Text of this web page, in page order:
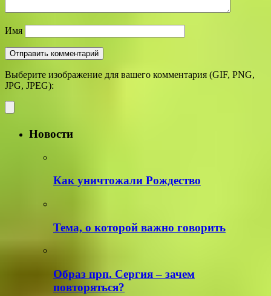
Имя
Выберите изображение для вашего комментария (GIF, PNG,
JPG, JPEG):
Новости
Как уничтожали Рождество
Тема, о которой важно говорить
Образ прп. Сергия – зачем
повторяться?